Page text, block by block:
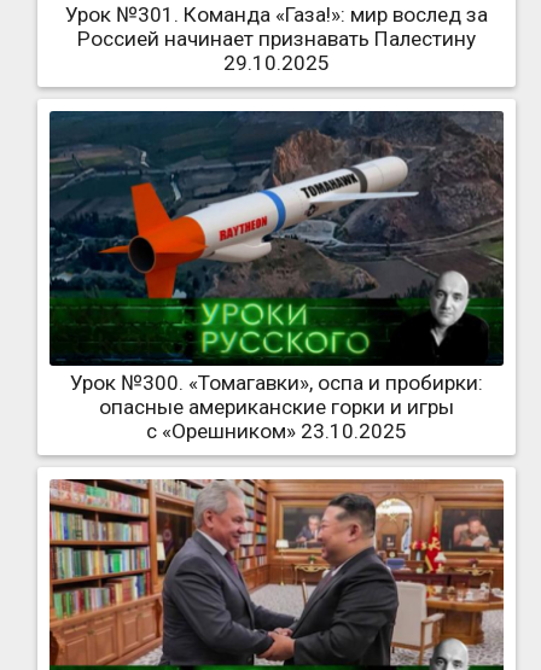
Урок №301. Команда «Газа!»: мир вослед за
Россией начинает признавать Палестину
29.10.2025
Урок №300. «Томагавки», оспа и пробирки:
опасные американские горки и игры
с «Орешником» 23.10.2025